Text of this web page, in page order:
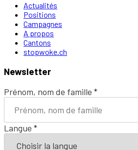
Actualités
Positions
Campagnes
A propos
Cantons
stopwoke.ch
Newsletter
Prénom, nom de famille *
Langue *